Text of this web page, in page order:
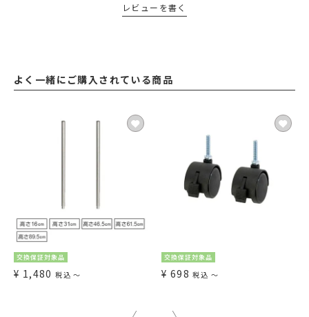
レビューを書く
よく一緒にご購入されている商品
交換保証対象品
¥ 1,480 税込 〜
交換保証対象品
¥ 698 税込 〜